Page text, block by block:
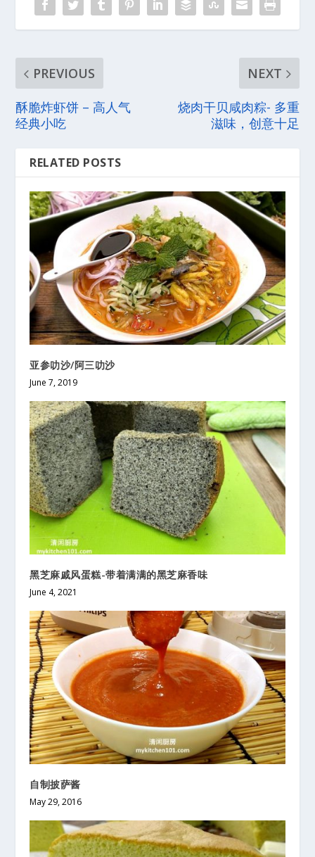
PREVIOUS
酥脆炸虾饼 – 高人气
经典小吃
NEXT
烧肉干贝咸肉粽- 多重
滋味，创意十足
RELATED POSTS
亚参叻沙/阿三叻沙
June 7, 2019
黑芝麻戚风蛋糕-带着满满的黑芝麻香味
June 4, 2021
自制披萨酱
May 29, 2016